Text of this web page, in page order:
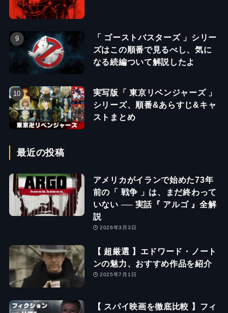
「 ゴーストバスターズ 」シリー
ズはこの順番で見るべし、気に
なる続編ついて解説したよ
実写版「 東京リベンジャーズ 」
シリーズ、順番&あらすじ&キャ
ストまとめ
最近の投稿
アメリカがイランで始めた73年
前の「 戦争 」は、まだ終わって
いない ── 実話『 アルゴ 』全解
説
2026年3月3日
【 超厳選 】エドワード・ノート
ンの魅力、おすすめ作品を紹介
2025年7月1日
【 スパイ映画を徹底比較 】フィ